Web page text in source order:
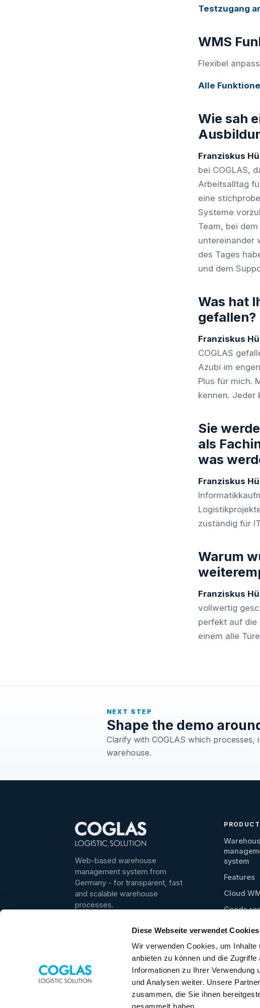
Diese Webseite verwendet Cookies
Wir verwenden Cookies, um
anbieten zu können und die
Informationen zu Ihrer Verwendung
und Analysen weiter. Unsere
zusammen, die Sie ihnen
Testzugang
WMS
Flexibel
Alle
Wie sah
Franziskus
bei COGLAS,
Arbeitsalltag
eine
Systeme
Team, bei
untereinander
des Tages
und dem
Was hat
gefallen?
Franziskus
COGLAS
Azubi im
Plus für mich.
kennen. Jeder
Sie
als
was
Franziskus
zuständig für
Warum
Franziskus
vollwertig
perfekt auf die
einem alle
NEXT STEP
Shape the demo
Clarify with COGLAS which
warehouse.
Web-based warehouse
management system from
Germany - for transparent, fast
and scalable warehouse
processes.
Best WMS 2025/2026 · 4.6/5
on Google
+49 5031 9417-40
vertrieb@coglas.com
PRODUCT
system
Features
Cloud
Goods
Picking
Shipping
Material
control